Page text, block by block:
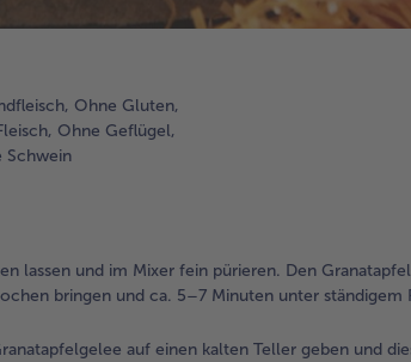
Ohne Gluten,
Ohne Geflügel,
Schwein
lassen und im Mixer fein pürieren. Den
bringen und ca. 5–7 Minuten unter ständigem
auf einen kalten Teller geben und